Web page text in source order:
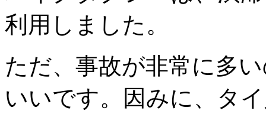
利用しました。
ただ、事故が非常に多
いいです。因みに、タ